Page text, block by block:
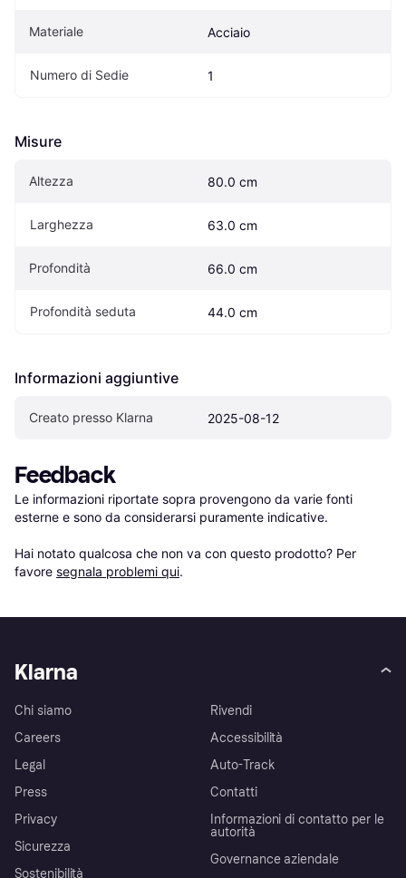
Materiale Acciaio
Numero di Sedie 1
Misure
Altezza 80.0 cm
Larghezza 63.0 cm
Profondità 66.0 cm
Profondità seduta 44.0 cm
Informazioni aggiuntive
Creato presso Klarna 2025-08-12
Feedback
Le informazioni riportate sopra provengono da varie fonti
esterne e sono da considerarsi puramente indicative.
Hai notato qualcosa che non va con questo prodotto? Per
favore segnala problemi qui.
Klarna
Chi siamo
Careers
Legal
Press
Privacy
Sicurezza
Sostenibilità
Rivendi
Accessibilità
Auto-Track
Contatti
Informazioni di contatto per le
autorità
Governance aziendale